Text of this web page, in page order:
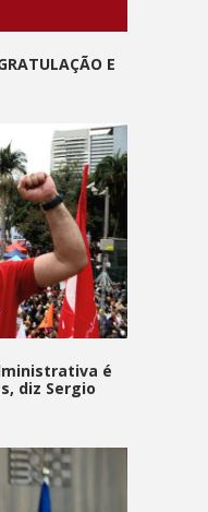
E
é
diz Sergio